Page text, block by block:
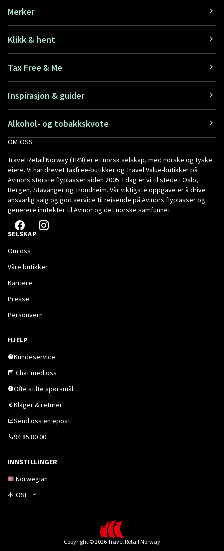
Merker
Klikk & hent
Tax Free & Me
Inspirasjon & guider
Alkohol- og tobakkskvote
OM OSS
Travel Retail Norway (TRN) er et norsk selskap, med norske og tyske
eiere. Vi har drevet taxfree-butikker og Travel Value-butikker på
Avinors største flyplasser siden 2005. I dag er vi til stede i Oslo,
Bergen, Stavanger og Trondheim. Vår viktigste oppgave er å drive
ansvarlig salg og god service til reisende på Avinors flyplasser og
generere inntekter til Avinor og det norske samfunnet.
SELSKAP
Om oss
Våre butikker
Karriere
Presse
Personvern
HJELP
Kundeservice
Chat med oss
Ofte stilte spørsmål
Klager & returer
Send oss en epost
94 85 80 00
INNSTILLINGER
Norwegian
OSL
Copyright © 2026 Travel Retail Norway